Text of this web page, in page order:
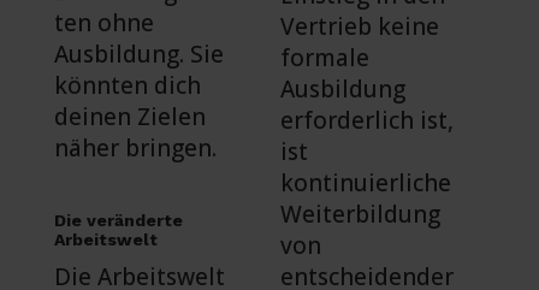
ten ohne
Ausbildung. Sie
könnten dich
deinen Zielen
näher bringen.
Die veränderte
Arbeitswelt
Die Arbeitswelt
Vertrieb keine
formale
Ausbildung
erforderlich ist,
ist
kontinuierliche
Weiterbildung
von
entscheidender